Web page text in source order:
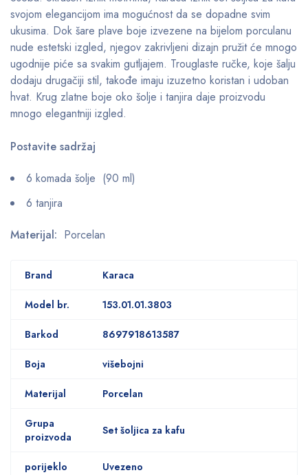
svojom elegancijom ima mogućnost da se dopadne svim
ukusima. Dok šare plave boje izvezene na bijelom porculanu
nude estetski izgled, njegov zakrivljeni dizajn pružit će mnogo
ugodnije piće sa svakim gutljajem. Trouglaste ručke, koje šalju
dodaju drugačiji stil, takođe imaju izuzetno koristan i udoban
hvat. Krug zlatne boje oko šolje i tanjira daje proizvodu
mnogo elegantniji izgled.
Postavite sadržaj
6 komada šolje (90 ml)
6 tanjira
Materijal: Porcelan
Brand Karaca
Model br. 153.01.01.3803
Barkod 8697918613587
Boja višebojni
Materijal Porcelan
Grupa
proizvoda
Set šoljica za kafu
porijeklo Uvezeno